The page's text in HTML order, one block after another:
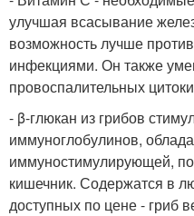
улучшая всасывание
возможность лучше
инфекциями. Он также
провоспалительных
- β-глюкан из грибов
иммуноглобулинов,
иммуностимулирующей,
кишечник. Содержатся в
доступных по цене - гриб